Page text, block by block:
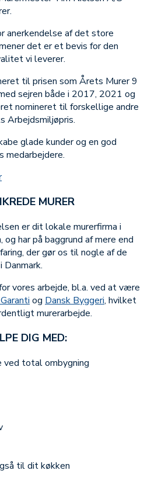
anerkendelse af det store
det er et bevis for den
vi leverer.
til prisen som Årets Murer 9
sejren både i 2017, 2021 og
nomineret til forskellige andre
Arbejdsmiljøpris.
glade kunder og en god
medarbejdere.
MURER
er dit lokale murerfirma i
og har på baggrund af mere end
der gør os til nogle af de
vores arbejde, bl.a. ved at være
og Dansk Byggeri, hvilket
murerarbejde.
DIG MED:
total ombygning
til dit køkken